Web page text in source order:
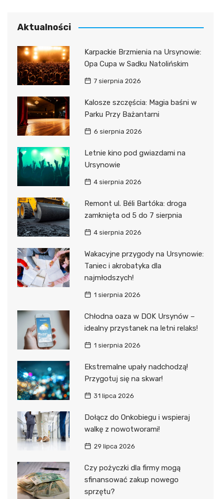
Aktualności
Karpackie Brzmienia na Ursynowie:
Opa Cupa w Sadku Natolińskim
7 sierpnia 2026
Kalosze szczęścia: Magia baśni w
Parku Przy Bażantarni
6 sierpnia 2026
Letnie kino pod gwiazdami na
Ursynowie
4 sierpnia 2026
Remont ul. Béli Bartóka: droga
zamknięta od 5 do 7 sierpnia
4 sierpnia 2026
Wakacyjne przygody na Ursynowie:
Taniec i akrobatyka dla
najmłodszych!
1 sierpnia 2026
Chłodna oaza w DOK Ursynów –
idealny przystanek na letni relaks!
1 sierpnia 2026
Ekstremalne upały nadchodzą!
Przygotuj się na skwar!
31 lipca 2026
Dołącz do Onkobiegu i wspieraj
walkę z nowotworami!
29 lipca 2026
Czy pożyczki dla firmy mogą
sfinansować zakup nowego
sprzętu?